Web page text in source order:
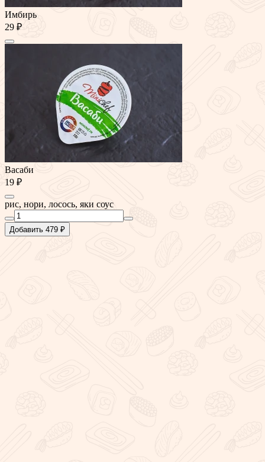
Имбирь
29 ₽
Васаби
19 ₽
рис, нори, лосось, яки соус
Добавить 479 ₽